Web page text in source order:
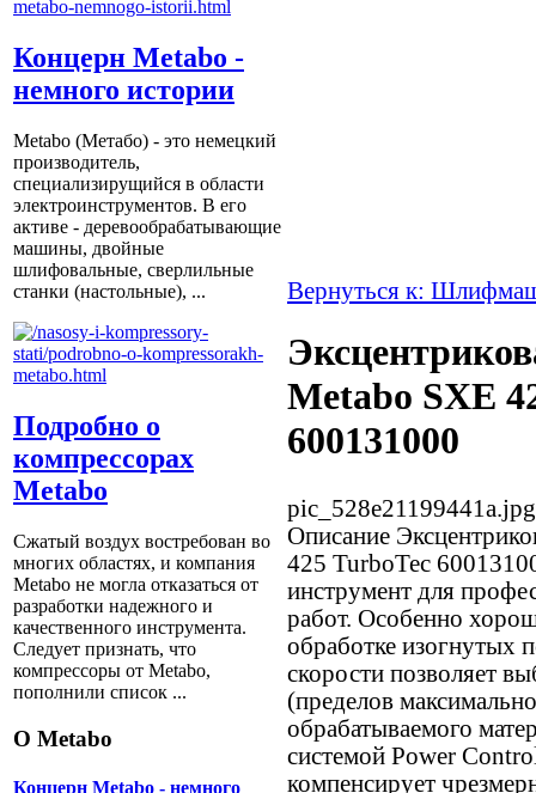
Концерн Metabo -
немного истории
Metabo (Метабо) - это немецкий
производитель,
специализирущийся в области
электроинструментов. В его
активе - деревообрабатывающие
машины, двойные
шлифовальные, сверлильные
станки (настольные), ...
Подробно о
компрессорах
Metabo
Сжатый воздух востребован во
многих областях, и компания
Metabo не могла отказаться от
разработки надежного и
качественного инструмента.
Следует признать, что
компрессоры от Metabо,
пополнили список ...
О Metabo
Концерн Metabo - немного
Вернуться к:
Metabo SXE
600131000
pic_528e21199441a.jpg
Описание
425 TurboTec
инструмент для
работ. Особенно
обработке изогнутых
скорости позволяет
(пределов
обрабатываемого
системой Power
компенсирует